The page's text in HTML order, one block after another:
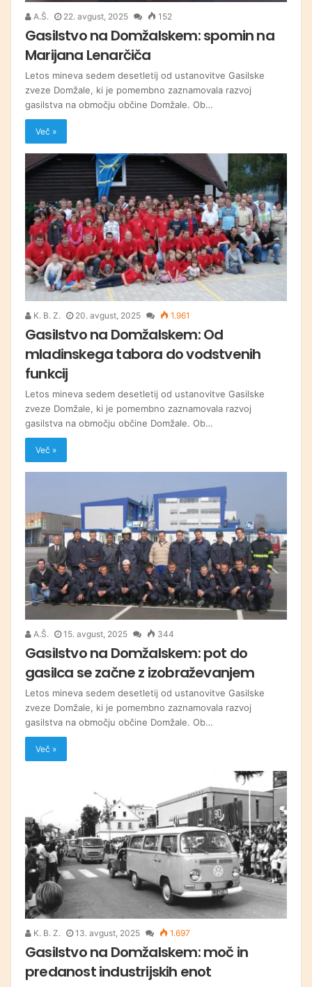
A.Š. 22. avgust, 2025 152
Gasilstvo na Domžalskem: spomin na
Marijana Lenarčiča
Letos mineva sedem desetletij od ustanovitve Gasilske
zveze Domžale, ki je pomembno zaznamovala razvoj
gasilstva na območju občine Domžale. Ob…
Več »
K. B. Z. 20. avgust, 2025 1.961
Gasilstvo na Domžalskem: Od
mladinskega tabora do vodstvenih
funkcij
Letos mineva sedem desetletij od ustanovitve Gasilske
zveze Domžale, ki je pomembno zaznamovala razvoj
gasilstva na območju občine Domžale. Ob…
Več »
A.Š. 15. avgust, 2025 344
Gasilstvo na Domžalskem: pot do
gasilca se začne z izobraževanjem
Letos mineva sedem desetletij od ustanovitve Gasilske
zveze Domžale, ki je pomembno zaznamovala razvoj
gasilstva na območju občine Domžale. Ob…
Več »
K. B. Z. 13. avgust, 2025 1.697
Gasilstvo na Domžalskem: moč in
predanost industrijskih enot